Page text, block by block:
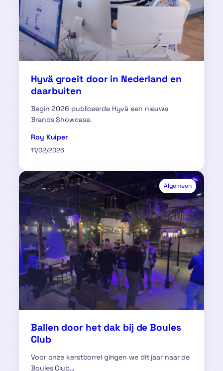
Hyvä groeit door in Nederland en
daarbuiten
Begin 2026 publiceerde Hyvä een nieuwe
Brands Showcase.
Roy Kuiper
11/02/2026
Algemeen
Ballen door het dak bij de Boules
Club
Voor onze kerstborrel gingen we dit jaar naar de
Boules Club…